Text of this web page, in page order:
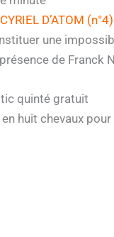
CYRIEL D’ATOM (n°4)
une
de Franck
quinté gratuit
huit chevaux